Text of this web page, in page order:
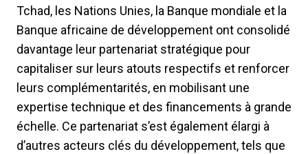
Tchad, les Nations Unies, la Banque mondiale et la
Banque africaine de développement ont consolidé
davantage leur partenariat stratégique pour
capitaliser sur leurs atouts respectifs et renforcer
leurs complémentarités, en mobilisant une
expertise technique et des financements à grande
échelle. Ce partenariat s’est également élargi à
d’autres acteurs clés du développement, tels que